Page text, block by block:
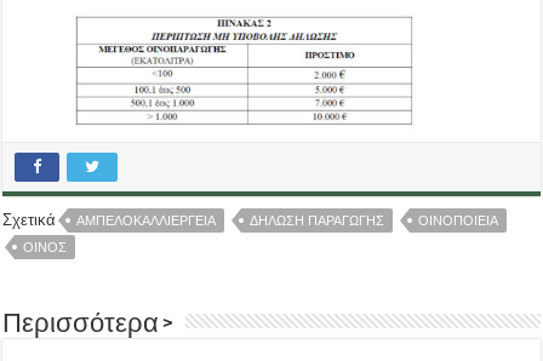
Σχετικά ΑΜΠΕΛΟΚΑΛΛΙΕΡΓΕΙΑ ΔΗΛΩΣΗ ΠΑΡΑΓΩΓΗΣ
ΟΙΝΟΠΟΙΕΙΑ
ΟΙΝΟΣ
Περισσότερα >